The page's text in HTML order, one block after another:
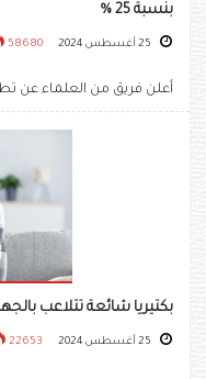
بنسبة 25 %
58680
أعلن فريق من العلماء عن
بكتيريا شائعة تتلاعب
22653